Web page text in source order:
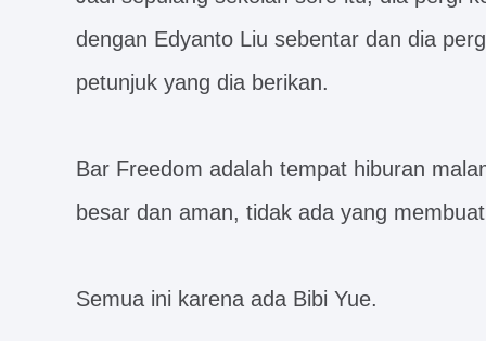
dengan Edyanto Liu sebentar dan dia
petunjuk yang dia berikan.
Bar Freedom adalah tempat hiburan
besar dan aman, tidak ada yang
Semua ini karena ada Bibi Yue.